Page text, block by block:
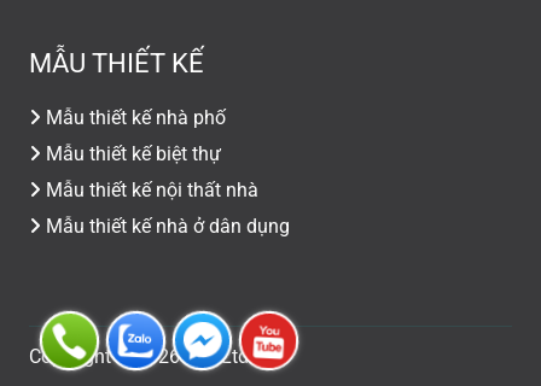
MẪU THIẾT KẾ
Mẫu thiết kế nhà phố
Mẫu thiết kế biệt thự
Mẫu thiết kế nội thất nhà
Mẫu thiết kế nhà ở dân dụng
Copyright © 2026 Co., Ltd.